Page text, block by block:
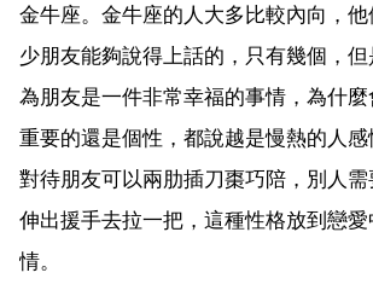
金牛座。金牛座的人大多比較內向，
少朋友能夠說得上話的，只有幾個，
為朋友是一件非常幸福的事情，為什
重要的還是個性，都說越是慢熱的人
對待朋友可以兩肋插刀棗巧陪，別人
伸出援手去拉一把，這種性格放到戀
情。